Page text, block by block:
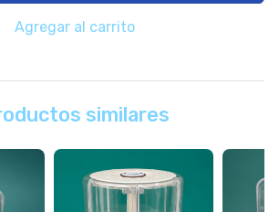
Agregar al carrito
similares